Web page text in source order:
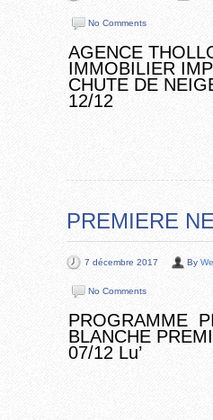
No Comments
AGENCE
IMMOBILIER
CHUTE DE
12/12
PREMIERE
7 décembre 2017 By
No Comments
PROGRAMME
BLANCHE
07/12 Lu’